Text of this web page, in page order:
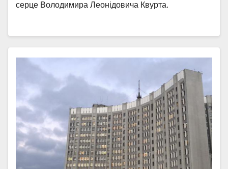
серце Володимира Леонідовича Квурта.